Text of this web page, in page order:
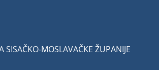
SISAČKO-MOSLAVAČKE ŽUPANIJE